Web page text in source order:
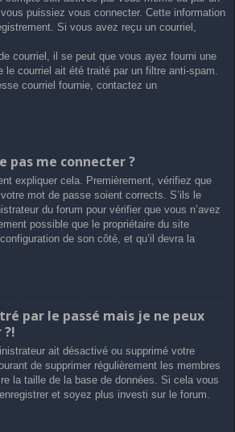
puissiez vous connecter. Cette information
Si vous avez reçu un courriel,
courriel, il se peut que vous ayez fourni une
le courriel ait été traité par un filtre anti-spam.
courriel fournie, contactez un
pas me connecter ?
expliquer cela. Premièrement, vérifiez que
mot de passe soient corrects. S’ils le
du forum pour vérifier que vous n’avez
possible que le propriétaire du site
de son côté, et qu’il devra la
par le passé mais je ne peux
ait désactivé ou supprimé votre
de supprimer régulièrement les membres
la taille de la base de données. Si cela vous
et soyez plus investi sur le forum.